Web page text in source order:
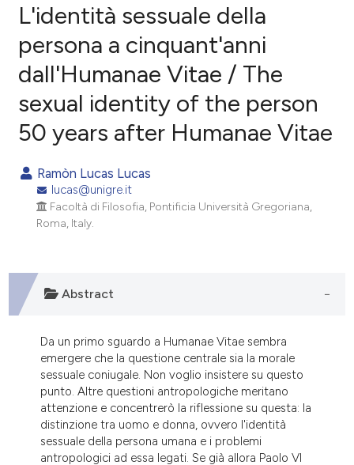
Citing Publications
Supporting
Mentioning
Contrasting
how this article has been
shows how a scientific paper
been cited by providing the
describing whether
mentions, or contrasts
cited claim, and a label
in which section the
was made.
L'identità sessuale della
persona a cinquant'anni
dall'Humanae Vitae / The
sexual identity of the person
50 years after Humanae Vitae
Ramòn Lucas Lucas
lucas@unigre.it
Facoltà di Filosofia, Pontificia Università Gregoriana,
Roma, Italy.
Abstract
Da un primo sguardo a Humanae Vitae sembra
emergere che la questione centrale sia la morale
sessuale coniugale. Non voglio insistere su questo
punto. Altre questioni antropologiche meritano
attenzione e concentrerò la riflessione su questa: la
distinzione tra uomo e donna, ovvero l'identità
sessuale della persona umana e i problemi
antropologici ad essa legati. Se già allora Paolo VI